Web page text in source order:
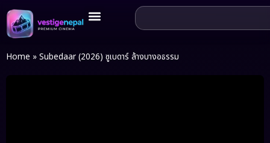
Home » Subedaar (2026) ซูเบดาร์ ล้างบางอธรรม